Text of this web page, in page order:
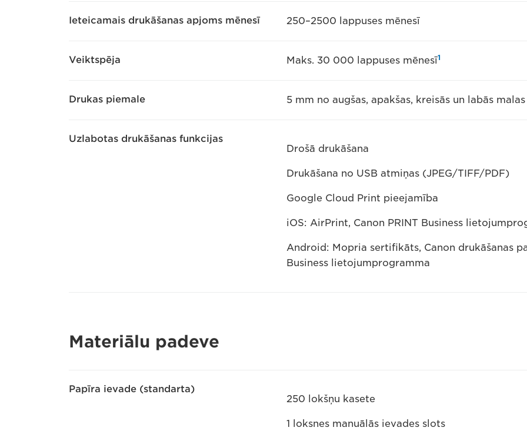
Ieteicamais drukāšanas apjoms mēnesī 250–2500 lappuses mēnesī
Veiktspēja Maks. 30 000 lappuses mēnesī1
Drukas piemale 5 mm no augšas, apakšas, kreisās un labās malas
Uzlabotas drukāšanas funkcijas
Drošā drukāšana
Drukāšana no USB atmiņas (JPEG/TIFF/PDF)
Google Cloud Print pieejamība
iOS: AirPrint, Canon PRINT Business
Android: Mopria sertifikāts, Canon drukāšanas
Business lietojumprogramma
Materiālu padeve
Papīra ievade (standarta)
250 lokšņu kasete
1 loksnes manuālās ievades slots